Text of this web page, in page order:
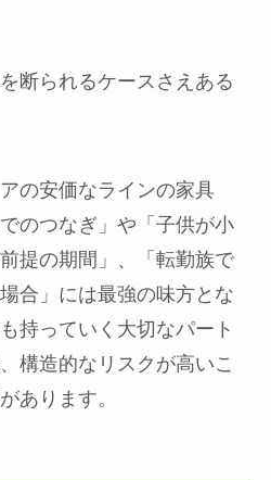
断られるケースさえある
の安価なラインの家具
のつなぎ」や「子供が小
提の期間」、「転勤族で
合」には最強の味方とな
持っていく大切なパート
構造的なリスクが高いこ
あります。